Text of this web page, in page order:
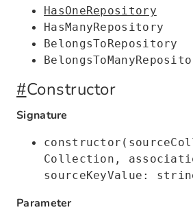
HasOneRepository
HasManyRepository
BelongsToRepository
#Constructor
Signature
Collection,
sourceKeyValue:
Parameter